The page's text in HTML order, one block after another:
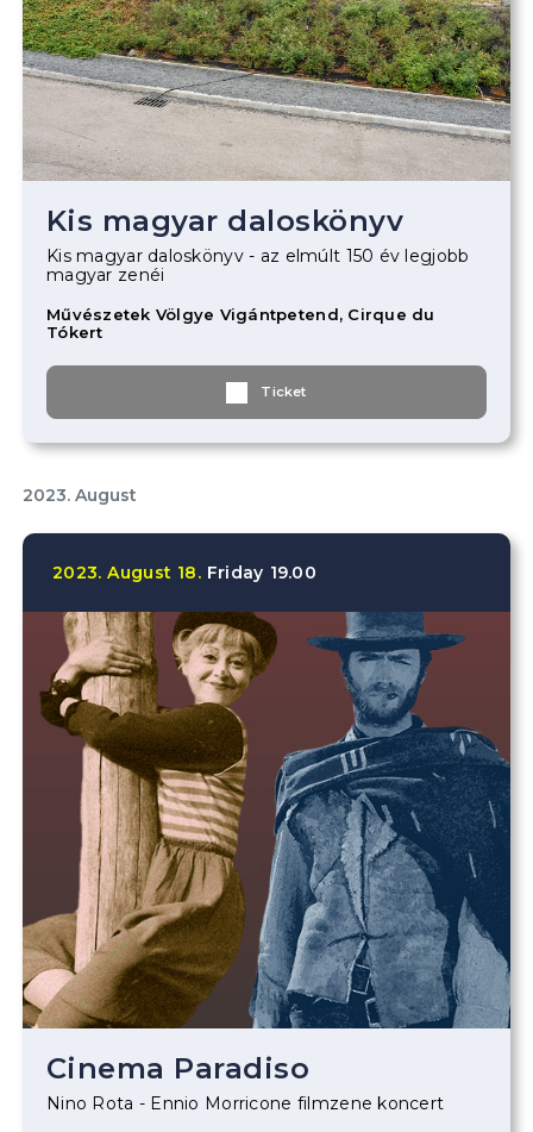
Kis magyar daloskönyv
Kis magyar daloskönyv - az elmúlt 150 év legjobb
magyar zenéi
Művészetek Völgye Vigántpetend, Cirque du
Tókert
Ticket
2023. August
2023. August 18. Friday 19.00
Cinema Paradiso
Nino Rota - Ennio Morricone filmzene koncert